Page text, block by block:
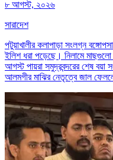
৮ আগস্ট, ২০২৬
সারাদেশ
পটুয়াখালীর কলাপাড়া সংলগ্ন
ইলিশ ধরা পড়েছে। নিলামে
আগস্ট পায়রা সমুদ্রবন্দরের শেষ বয়া
আলমগীর মাঝির নেতৃত্বে জাল